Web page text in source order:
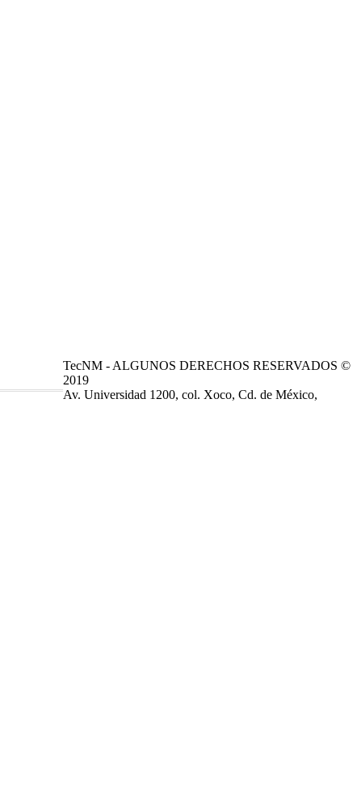
TecNM - ALGUNOS DERECHOS RESERVADOS ©
2019
Av. Universidad 1200, col. Xoco, Cd. de México,